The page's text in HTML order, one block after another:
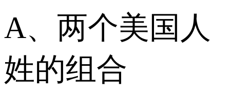
A、两个美国人
姓的组合